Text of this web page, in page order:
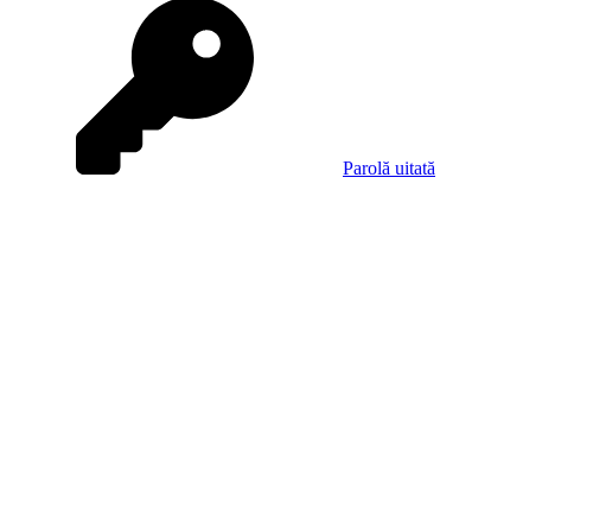
Parolă uitată